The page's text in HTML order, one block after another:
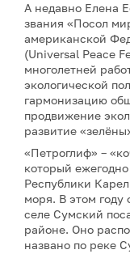
А недавно Елена
звания «Посол
американской
(Universal Peace
многолетней
экологической
гармонизацию
продвижение
развитие
«Петроглиф» –
который
Республики
моря. В этом году
селе Сумский
районе. Оно
названо по реке